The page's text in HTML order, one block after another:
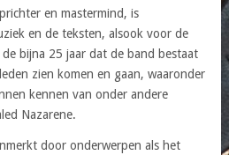
en mastermind, is
en de teksten, alsook voor de
bijna 25 jaar dat de band bestaat
zien komen en gaan, waaronder
kennen van onder andere
Nazarene.
door onderwerpen als het